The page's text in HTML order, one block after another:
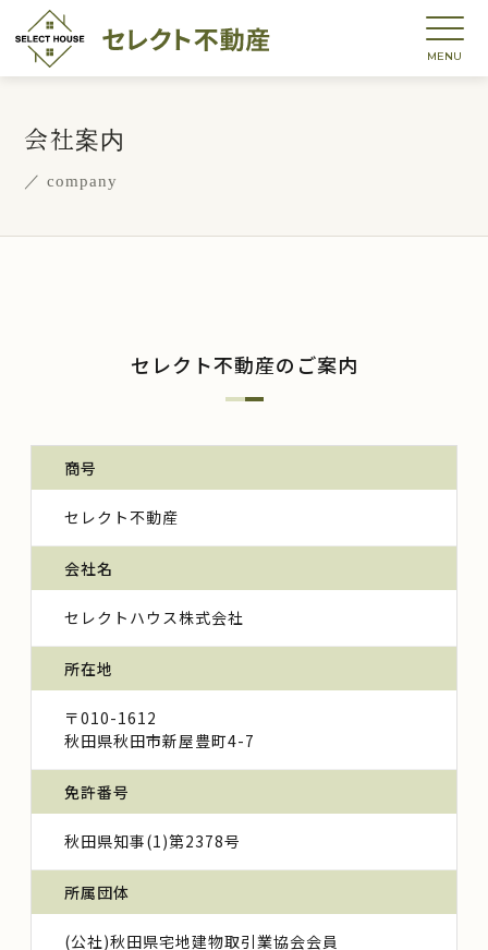
会社案内
／ company
セレクト不動産のご案内
商号
セレクト不動産
会社名
セレクトハウス株式会社
所在地
〒010-1612
秋田県秋田市新屋豊町4-7
免許番号
秋田県知事(1)第2378号
所属団体
(公社)秋田県宅地建物取引業協会会員